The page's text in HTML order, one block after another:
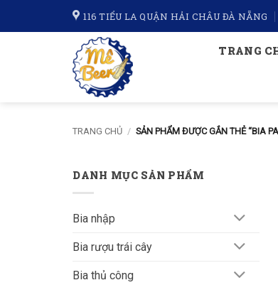
116 TIỂU LA QUẬN HẢI CHÂU ĐÀ NẴNG
TRANG
TRANG CHỦ / SẢN PHẨM ĐƯỢC GẮN THẺ “BIA
DANH MỤC SẢN PHẨM
Bia nhập
Bia rượu trái cây
Bia thủ công